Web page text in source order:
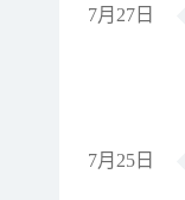
7月27日
7月25日